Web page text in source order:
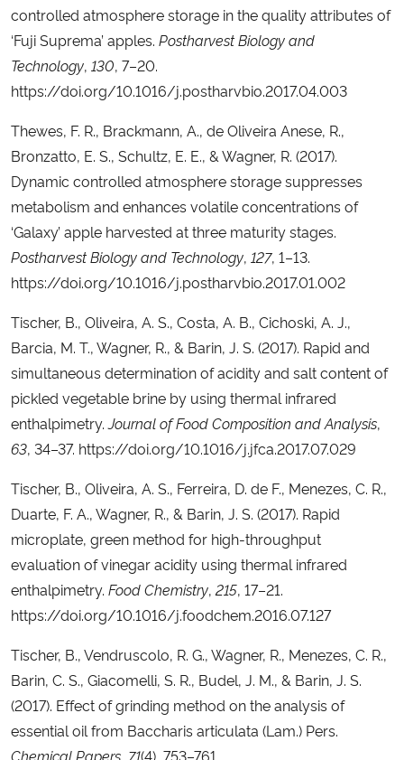
controlled atmosphere storage in the quality attributes of
‘Fuji Suprema’ apples. Postharvest Biology and
Technology, 130, 7–20.
https://doi.org/10.1016/j.postharvbio.2017.04.003
Thewes, F. R., Brackmann, A., de Oliveira Anese, R.,
Bronzatto, E. S., Schultz, E. E., & Wagner, R. (2017).
Dynamic controlled atmosphere storage suppresses
metabolism and enhances volatile concentrations of
‘Galaxy’ apple harvested at three maturity stages.
Postharvest Biology and Technology, 127, 1–13.
https://doi.org/10.1016/j.postharvbio.2017.01.002
Tischer, B., Oliveira, A. S., Costa, A. B., Cichoski, A. J.,
Barcia, M. T., Wagner, R., & Barin, J. S. (2017). Rapid and
simultaneous determination of acidity and salt content of
pickled vegetable brine by using thermal infrared
enthalpimetry.Journal of Food Composition and Analysis,
63, 34–37. https://doi.org/10.1016/j.jfca.2017.07.029
Tischer, B., Oliveira, A. S., Ferreira, D. de F., Menezes, C. R.,
Duarte, F. A., Wagner, R., & Barin, J. S. (2017). Rapid
microplate, green method for high-throughput
evaluation of vinegar acidity using thermal infrared
enthalpimetry. Food Chemistry, 215, 17–21.
https://doi.org/10.1016/j.foodchem.2016.07.127
Tischer, B., Vendruscolo, R. G., Wagner, R., Menezes, C. R.,
Barin, C. S., Giacomelli, S. R., Budel, J. M., & Barin, J. S.
(2017). Effect of grinding method on the analysis of
essential oil from Baccharis articulata (Lam.) Pers.
Chemical Papers 71(4), 753–761.